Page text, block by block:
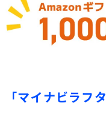
今日の番組表
「マイナビラフ